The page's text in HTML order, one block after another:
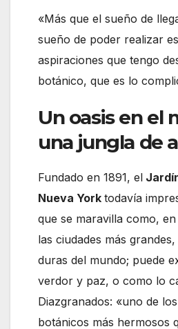
«Más que el sueño de
sueño de poder realizar
aspiraciones que tengo
botánico, que es lo
Un oasis en el
una jungla de
Fundado en 1891, el
Nueva York todavía
que se maravilla como,
las ciudades más
duras del mundo; puede
verdor y paz, o como lo
Diazgranados: «uno de
botánicos más hermosos